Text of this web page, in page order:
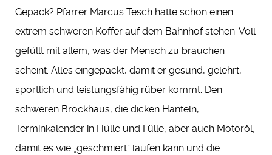
Gepäck? Pfarrer Marcus Tesch hatte schon einen
extrem schweren Koffer auf dem Bahnhof stehen. Voll
gefüllt mit allem, was der Mensch zu brauchen
scheint. Alles eingepackt, damit er gesund, gelehrt,
sportlich und leistungsfähig rüber kommt. Den
schweren Brockhaus, die dicken Hanteln,
Terminkalender in Hülle und Fülle, aber auch Motoröl,
damit es wie „geschmiert“ laufen kann und die